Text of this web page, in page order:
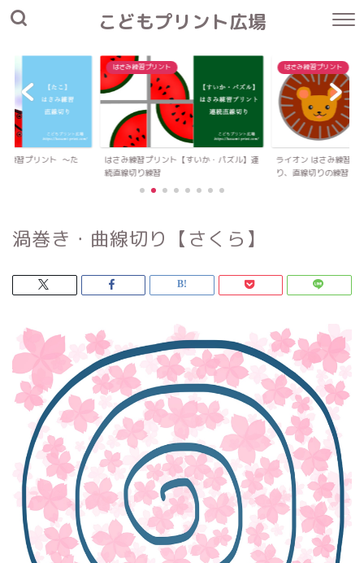
こどもプリント広場
練習プリント 〜た
はさみ練習プリント
はさみ練習プリント【すいか・パズル】連
続直線切り練習
はさみ練習プリント
ライオン はさみ練習プ
り、直線切りの練習
渦巻き・曲線切り【さくら】